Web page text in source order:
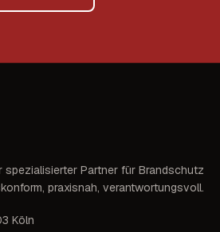
spezialisierter Partner für Brandschutz
praxisnah, verantwortungsvoll.
Köln